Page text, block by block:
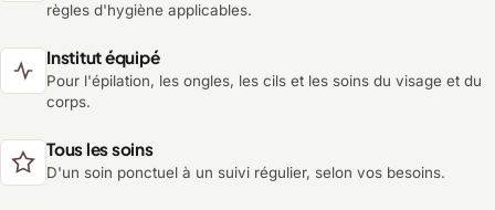
règles d'hygiène applicables.
Institut équipé
Pour l'épilation, les ongles, les cils et les soins du visage et du
corps.
Tous les soins
D'un soin ponctuel à un suivi régulier, selon vos besoins.